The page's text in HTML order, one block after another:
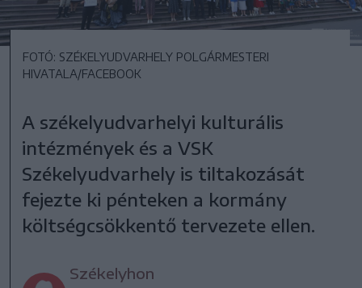
FOTÓ: SZÉKELYUDVARHELY POLGÁRMESTERI
HIVATALA/FACEBOOK
A székelyudvarhelyi kulturális
intézmények és a VSK
Székelyudvarhely is tiltakozását
fejezte ki pénteken a kormány
költségcsökkentő tervezete ellen.
Székelyhon